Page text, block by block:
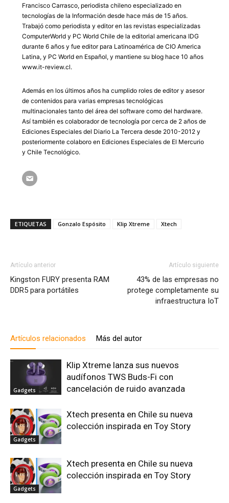
Francisco Carrasco, periodista chileno especializado en
tecnologías de la Información desde hace más de 15 años.
Trabajó como periodista y editor en las revistas especializadas
ComputerWorld y PC World Chile de la editorial americana IDG
durante 6 años y fue editor para Latinoamérica de CIO America
Latina, y PC World en Español, y mantiene su blog hace 10 años
www.it-review.cl.
Además en los últimos años ha cumplido roles de editor y asesor
de contenidos para varias empresas tecnológicas
multinacionales tanto del área del software como del hardware.
Así también es colaborador de tecnología por cerca de 2 años de
Ediciones Especiales del Diario La Tercera desde 2010-2012 y
posteriormente colaboro en Ediciones Especiales de El Mercurio
y Chile Tecnológico.
ETIQUETAS Gonzalo Espósito Klip Xtreme Xtech
Artículo anterior
Kingston FURY presenta RAM
DDR5 para portátiles
Artículo siguiente
43% de las empresas no
protege completamente su
infraestructura IoT
Artículos relacionados Más del autor
Gadgets
Klip Xtreme lanza sus nuevos
audífonos TWS Buds-Fi con
cancelación de ruido avanzada
Gadgets
Xtech presenta en Chile su nueva
colección inspirada en Toy Story
Gadgets
Xtech presenta en Chile su nueva
colección inspirada en Toy Story